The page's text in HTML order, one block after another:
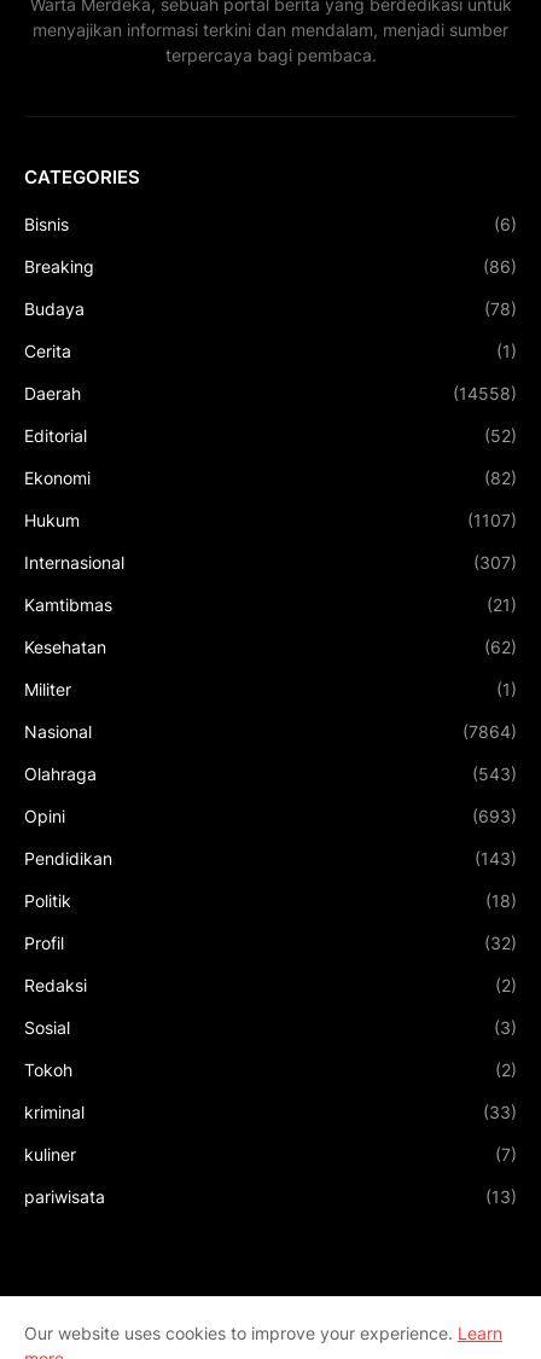
Warta Merdeka, sebuah portal berita yang berdedikasi untuk
menyajikan informasi terkini dan mendalam, menjadi sumber
terpercaya bagi pembaca.
CATEGORIES
Bisnis (6)
Breaking (86)
Budaya (78)
Cerita (1)
Daerah (14558)
Editorial (52)
Ekonomi (82)
Hukum (1107)
Internasional (307)
Kamtibmas (21)
Kesehatan (62)
Militer (1)
Nasional (7864)
Olahraga (543)
Opini (693)
Pendidikan (143)
Politik (18)
Profil (32)
Redaksi (2)
Sosial (3)
Tokoh (2)
kriminal (33)
kuliner (7)
pariwisata (13)
Our website uses cookies to improve your experience. Learn